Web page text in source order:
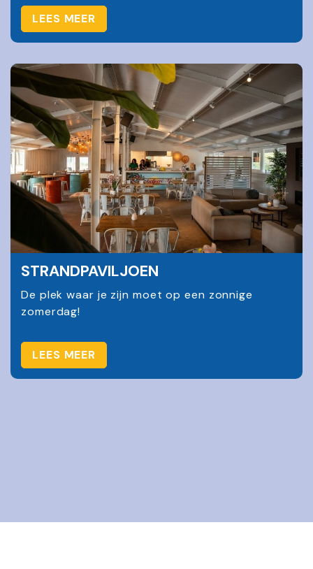
LEES MEER
STRANDPAVILJOEN
De plek waar je zijn moet op een zonnige
zomerdag!
LEES MEER